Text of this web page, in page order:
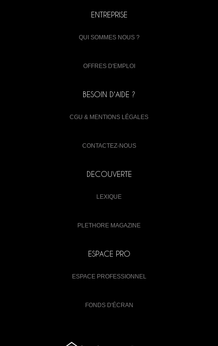
ENTREPRISE
QUI SOMMES NOUS ?
OFFRES D'EMPLOI
BESOIN D'AIDE ?
CGU & MENTIONS LÉGALES
CONTACTEZ-NOUS
DECOUVERTE
LEXIQUE
PLETHORE MAGAZINE
ESPACE PRO
ESPACE PROFESSIONNEL
FONDS D'ÉCRAN